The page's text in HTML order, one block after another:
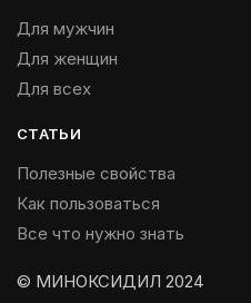
Для мужчин
Для женщин
Для всех
СТАТЬИ
Полезные свойства
Как пользоваться
Все что нужно знать
© МИНОКСИДИЛ 2024